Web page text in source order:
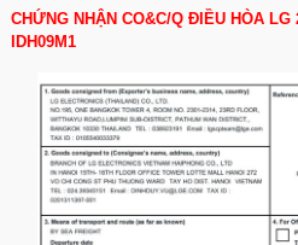
CHỨNG NHẬN CO&C/Q ĐIỀU HÒA LG
IDH09M1